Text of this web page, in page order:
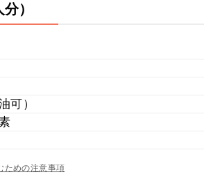
）
可）
ための注意事項